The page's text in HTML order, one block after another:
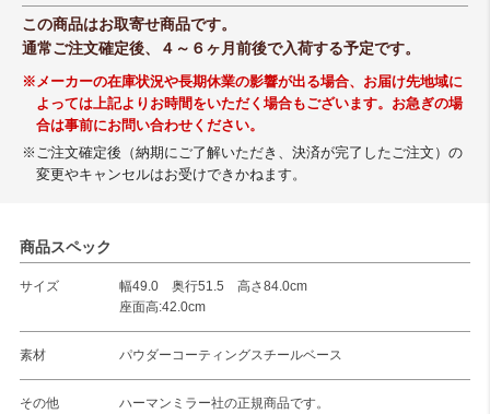
この商品はお取寄せ商品です。
通常ご注文確定後、４～６ヶ月前後で入荷する予定です。
※メーカーの在庫状況や長期休業の影響が出る場合、お届け先地域に
よっては上記よりお時間をいただく場合もございます。お急ぎの場
合は事前にお問い合わせください。
※ご注文確定後（納期にご了解いただき、決済が完了したご注文）の
変更やキャンセルはお受けできかねます。
商品スペック
サイズ
幅49.0 奥行51.5 高さ84.0cm
座面高:42.0cm
素材 パウダーコーティングスチールベース
その他
ハーマンミラー社の正規商品です。